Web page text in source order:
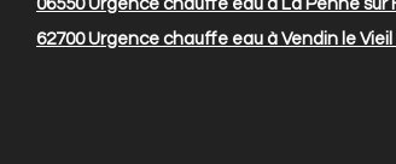
06550Urgence chauffe eau à La Penne sur
62700Urgence chauffe eau à Vendin le Vieil